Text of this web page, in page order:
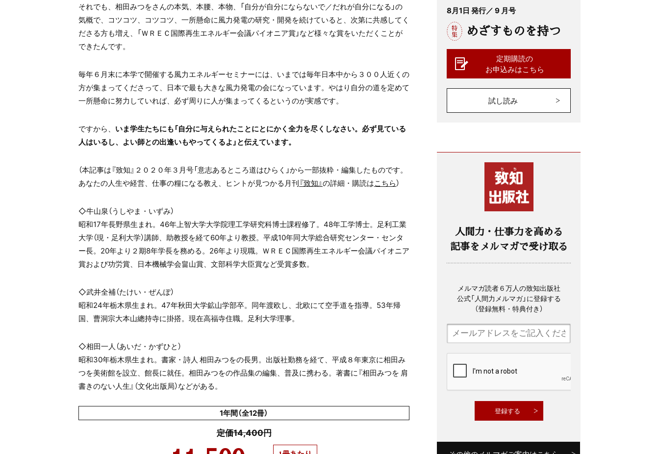
それでも、相田みつをさんの本気、本腰、本物、「自分が自分にならないで／だれが自分になる」の
気概で、コツコツ、コツコツ、一所懸命に風力発電の研究・開発を続けていると、次第に共感してく
ださる方も増え、「ＷＲＥＣ国際再生エネルギー会議パイオニア賞」など様々な賞をいただくことが
できたんです。
毎年６月末に本学で開催する風力エネルギーセミナーには、いまでは毎年日本中から３００人近くの
方が集まってくださって、日本で最も大きな風力発電の会になっています。やはり自分の道を定めて
一所懸命に努力していれば、必ず周りに人が集まってくるというのが実感です。
ですから、 いま学生たちにも「自分に与えられたことにとにかく全力を尽くしなさい。必ず見ている
人はいるし、よい師との出逢いもやってくるよ」と伝えています。
（本記事は『致知』２０２０年３月号「意志あるところ道はひらく」から一部抜粋・編集したものです。
あなたの人生や経営、仕事の糧になる教え、ヒントが見つかる月刊『致知』の詳細・購読はこちら）
◇牛山泉（うしやま・いずみ）
昭和17年長野県生まれ。 46年上智大学大学院理工学研究科博士課程修了。 48年工学博士。足利工業
大学（現・足利大学）講師、助教授を経て60年より教授。平成10年同大学総合研究センター・センタ
ー長。 20年より２期8年学長を務める。 26年より現職。ＷＲＥＣ国際再生エネルギー会議パイオニア
賞および功労賞、日本機械学会畠山賞、文部科学大臣賞など受賞多数。
◇武井全補（たけい・ぜんぽ）
昭和24年栃木県生まれ。 47年秋田大学鉱山学部卒。同年渡欧し、北欧にて空手道を指導。 53年帰
国、曹洞宗大本山總持寺に掛搭。現在高福寺住職。足利大学理事。
◇相田一人（あいだ・かずひと）
昭和30年栃木県生まれ。書家・詩人 相田みつをの長男。出版社勤務を経て、平成８年東京に相田み
つを美術館を設立、館長に就任。相田みつをの作品集の編集、普及に携わる。著書に『相田みつを 肩
書きのない人生』（文化出版局）などがある。
1年間（全12冊）
定価14,400円
8月1日 発行／ 9 月号
めざすものを持つ
定期購読の
お申込みはこちら
試し読み
人間力・仕事力を高める
記事をメルマガで受け取る
メルマガ読者６万人の致知出版社
公式「人間力メルマガ」に登録する
（登録無料・特典付き）